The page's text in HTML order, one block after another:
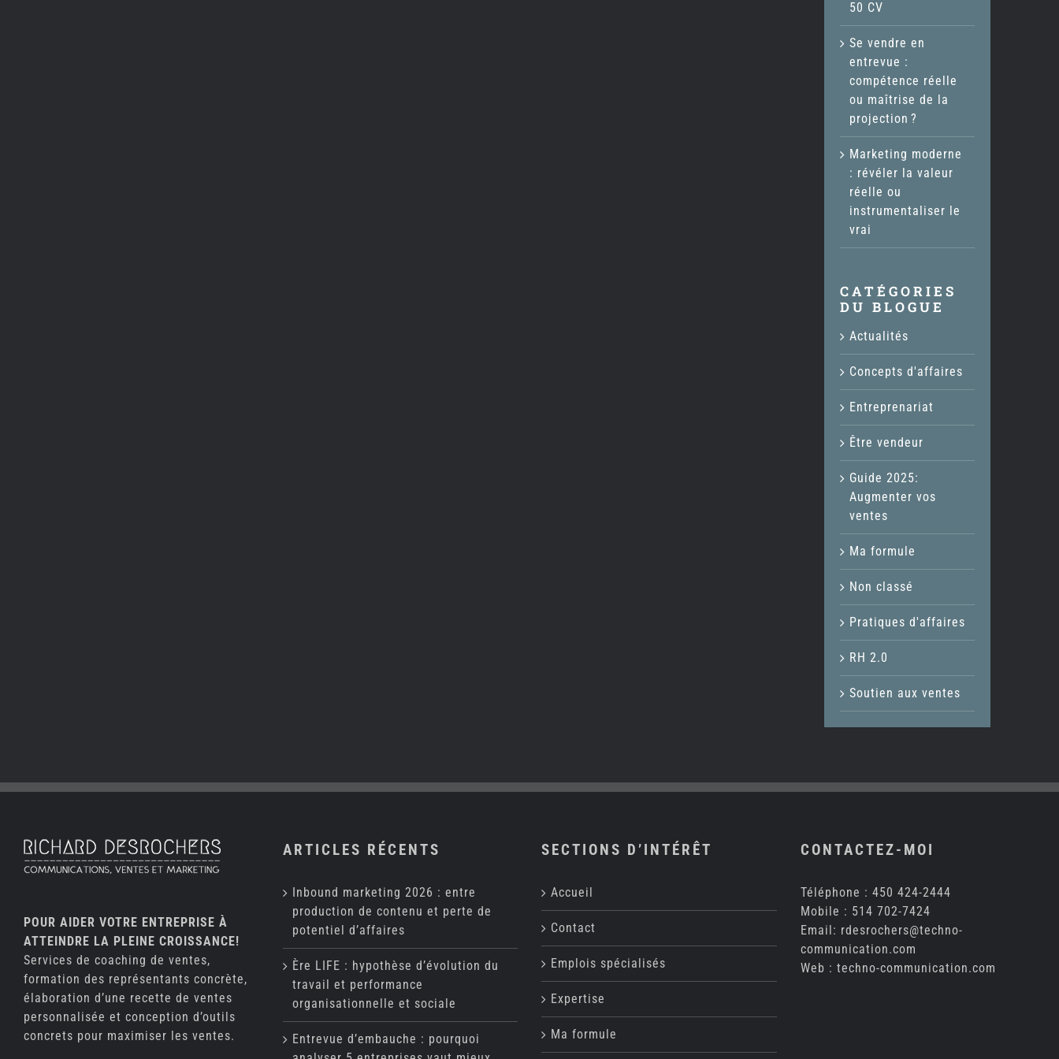
50 CV
Se vendre en
entrevue :
compétence réelle
ou maîtrise de la
projection ?
Marketing moderne
: révéler la valeur
réelle ou
instrumentaliser le
vrai
CATÉGORIES
DU BLOGUE
Actualités
Concepts d'affaires
Entreprenariat
Être vendeur
Guide 2025:
Augmenter vos
ventes
Ma formule
Non classé
Pratiques d'affaires
RH 2.0
Soutien aux ventes
POUR AIDER VOTRE ENTREPRISE À
ATTEINDRE LA PLEINE CROISSANCE!
Services de coaching de ventes,
formation des représentants concrète,
élaboration d’une recette de ventes
personnalisée et conception d’outils
concrets pour maximiser les ventes.
ARTICLES RÉCENTS
Inbound marketing 2026 : entre
production de contenu et perte de
potentiel d’affaires
Ère LIFE : hypothèse d’évolution du
travail et performance
organisationnelle et sociale
Entrevue d’embauche : pourquoi
SECTIONS D’INTÉRÊT
Accueil
Contact
Emplois spécialisés
Expertise
Ma formule
CONTACTEZ-MOI
Téléphone : 450 424-2444
Mobile : 514 702-7424
Email: rdesrochers@techno-
communication.com
Web : techno-communication.com